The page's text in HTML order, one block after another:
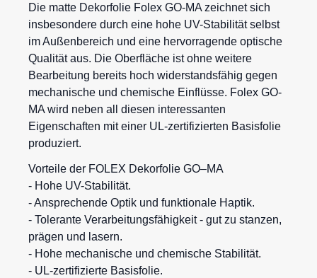
Die matte Dekorfolie Folex GO-MA zeichnet sich
insbesondere durch eine hohe UV-Stabilität selbst
im Außenbereich und eine hervorragende optische
Qualität aus. Die Oberfläche ist ohne weitere
Bearbeitung bereits hoch widerstandsfähig gegen
mechanische und chemische Einflüsse. Folex GO-
MA wird neben all diesen interessanten
Eigenschaften mit einer UL-zertifizierten Basisfolie
produziert.
Vorteile der FOLEX Dekorfolie GO–MA
- Hohe UV-Stabilität.
- Ansprechende Optik und funktionale Haptik.
- Tolerante Verarbeitungsfähigkeit - gut zu stanzen,
prägen und lasern.
- Hohe mechanische und chemische Stabilität.
- UL-zertifizierte Basisfolie.